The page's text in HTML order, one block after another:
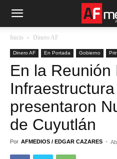
Inicio Dinero AF
Dinero AF En Portada Gobierno
En la Reunión
presentaron
de Cuyutlán
Por AFMEDIOS / EDGAR CAZARES -